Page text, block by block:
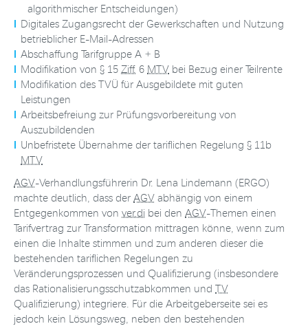
algorithmischer Entscheidungen)
Digitales Zugangsrecht der Gewerkschaften und Nutzung
betrieblicher E-Mail-Adressen
Abschaffung Tarifgruppe A + B
Modifikation von § 15 Ziff. 6 MTV bei Bezug einer Teilrente
Modifikation des TVÜ für Ausgebildete mit guten
Leistungen
Arbeitsbefreiung zur Prüfungsvorbereitung von
Auszubildenden
Unbefristete Übernahme der tariflichen Regelung § 11b
MTV
AGV-Verhandlungsführerin Dr. Lena Lindemann (ERGO)
machte deutlich, dass der AGV abhängig von einem
Entgegenkommen von ver.di bei den AGV-Themen einen
Tarifvertrag zur Transformation mittragen könne, wenn zum
einen die Inhalte stimmen und zum anderen dieser die
bestehenden tariflichen Regelungen zu
Veränderungsprozessen und Qualifizierung (insbesondere
das Rationalisierungsschutzabkommen und TV
Qualifizierung) integriere. Für die Arbeitgeberseite sei es
jedoch kein Lösungsweg, neben den bestehenden